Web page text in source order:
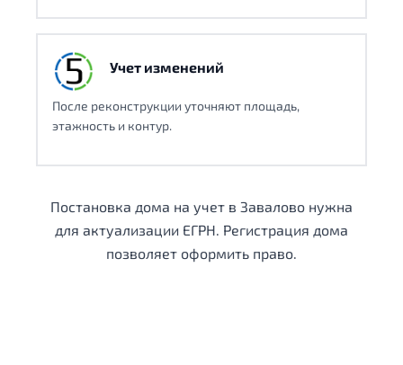
Учет изменений
После реконструкции уточняют площадь,
этажность и контур.
Постановка дома на учет в Завалово нужна
для актуализации ЕГРН. Регистрация дома
позволяет оформить право.